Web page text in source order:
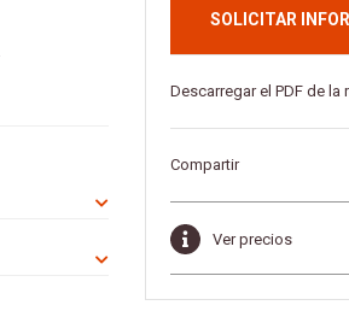
SOLICITAR
Descarregar el PDF de la
Compartir
Ver precios